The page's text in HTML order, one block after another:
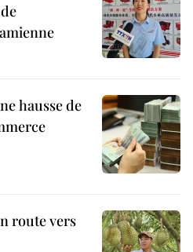
hausse de
route vers